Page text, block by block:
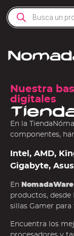
Nuestra
digitales
En la
componentes,
Intel, AMD,
Gigabyte,
En NomadaWare
productos,
sillas Gamer
Encuentra los